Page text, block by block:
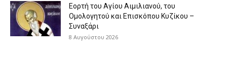
Εορτή του Αγίου Αιμιλιανού, του
Ομολογητού και Επισκόπου Κυζίκου –
Συναξάρι
8 Αυγούστου 2026